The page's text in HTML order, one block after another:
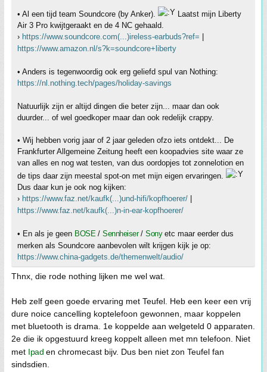
• Al een tijd team Soundcore (by Anker).
Laatst mijn Liberty
Air 3 Pro kwijtgeraakt en de 4 NC gehaald.
› https://www.soundcore.com(...)ireless-earbuds?ref=
https://www.amazon.nl/s?k=soundcore+liberty
• Anders is tegenwoordig ook erg geliefd spul van Nothing:
https://nl.nothing.tech/pages/holiday-savings
Natuurlijk zijn er altijd dingen die beter zijn... maar dan ook
duurder... of wel goedkoper maar dan ook redelijk crappy.
• Wij hebben vorig jaar of 2 jaar geleden ofzo iets ontdekt... De
Frankfurter Allgemeine Zeitung heeft een koopadvies site waar ze
van alles en nog wat testen, van dus oordopjes tot zonnelotion en
de tips daar zijn meestal spot-on met mijn eigen ervaringen.
Dus daar kun je ook nog kijken:
› https://www.faz.net/kaufk(...)und-hifi/kopfhoerer/
https://www.faz.net/kaufk(...)n-in-ear-kopfhoerer/
• En als je geen BOSE / Sennheiser/ Sonyetc maar eerder dus
merken als Soundcore aanbevolen wilt krijgen kijk je op:
https://www.china-gadgets.de/themenwelt/audio/
Thnx, die rode nothing lijken me wel wat.
Heb zelf geen goede ervaring met Teufel. Heb een keer een vrij
dure noice cancelling koptelefoon gewonnen, maar koppelen
met bluetooth is drama. 1e koppelde aan welgeteld 0 apparaten.
2e die ik opgestuurd kreeg koppelt alleen met mn telefoon. Niet
met Ipad en chromecast bijv. Dus ben niet zon Teufel fan
sindsdien.